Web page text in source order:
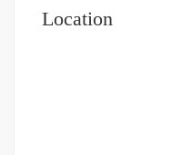
Location